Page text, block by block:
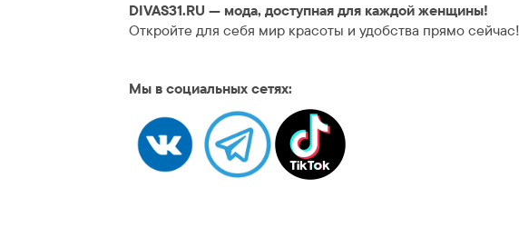
DIVAS31.RU — мода, доступная для каждой женщины!
Откройте для себя мир красоты и удобства прямо сейчас!
Мы в социальных сетях: